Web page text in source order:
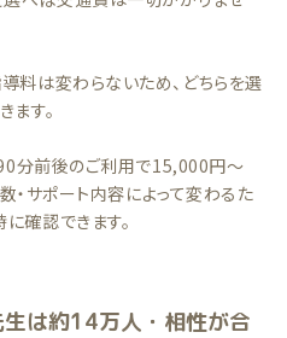
料は変わらないため、どちらを選
ます。
分前後のご利用で15,000円〜
・サポート内容によって変わるた
確認できます。
生は約14万人・相性が合